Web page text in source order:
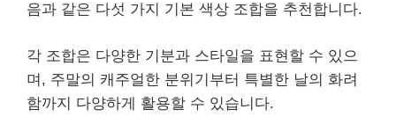
음과 같은 다섯 가지 기본 색상 조합을 추천합니다.
각 조합은 다양한 기분과 스타일을 표현할 수 있으
며, 주말의 캐주얼한 분위기부터 특별한 날의 화려
함까지 다양하게 활용할 수 있습니다.